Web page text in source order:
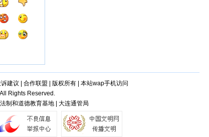
建议 合作联盟 版权所有| 本站wap手机访问
Rights Reserved.
制和道德教育基地 | 大连通管局